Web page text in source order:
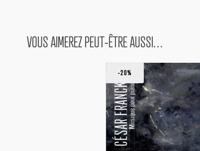
VOUS AIMEREZ PEUT-ÊTRE AUSSI…
-20%